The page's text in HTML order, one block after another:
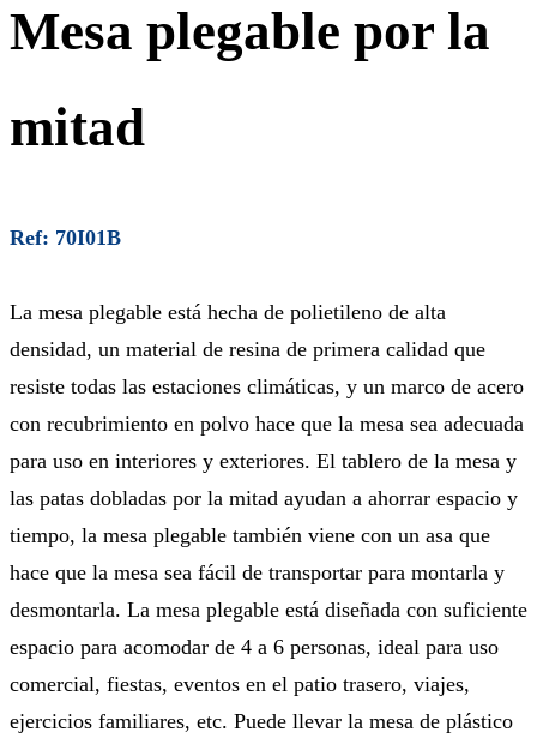
Mesa plegable por la
mitad
Ref: 70I01B
La mesa plegable está hecha de polietileno de alta
densidad, un material de resina de primera calidad que
resiste todas las estaciones climáticas, y un marco de acero
con recubrimiento en polvo hace que la mesa sea adecuada
para uso en interiores y exteriores. El tablero de la mesa y
las patas dobladas por la mitad ayudan a ahorrar espacio y
tiempo, la mesa plegable también viene con un asa que
hace que la mesa sea fácil de transportar para montarla y
desmontarla. La mesa plegable está diseñada con suficiente
espacio para acomodar de 4 a 6 personas, ideal para uso
comercial, fiestas, eventos en el patio trasero, viajes,
ejercicios familiares, etc. Puede llevar la mesa de plástico